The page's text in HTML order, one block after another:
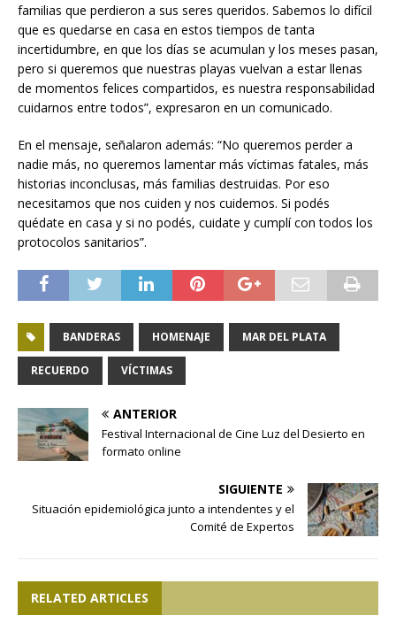
familias que perdieron a sus seres queridos. Sabemos lo difícil
que es quedarse en casa en estos tiempos de tanta
incertidumbre, en que los días se acumulan y los meses pasan,
pero si queremos que nuestras playas vuelvan a estar llenas
de momentos felices compartidos, es nuestra responsabilidad
cuidarnos entre todos”, expresaron en un comunicado.
En el mensaje, señalaron además: “No queremos perder a
nadie más, no queremos lamentar más víctimas fatales, más
historias inconclusas, más familias destruidas. Por eso
necesitamos que nos cuiden y nos cuidemos. Si podés
quédate en casa y si no podés, cuidate y cumplí con todos los
protocolos sanitarios”.
BANDERAS HOMENAJE MAR DEL PLATA
RECUERDO VÍCTIMAS
ANTERIOR
Festival Internacional de Cine Luz del Desierto en
formato online
SIGUIENTE
Situación epidemiológica junto a intendentes y el
Comité de Expertos
RELATED ARTICLES